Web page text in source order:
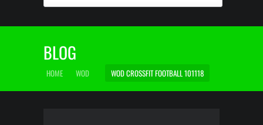
BLOG
HOME WOD WOD CROSSFIT FOOTBALL 101118